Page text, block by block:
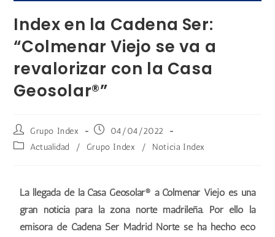
Index en la Cadena Ser:
“Colmenar Viejo se va a
revalorizar con la Casa
Geosolar®”
Grupo Index
04/04/2022
Actualidad
/ Grupo Index / Noticia Index
La llegada de la Casa Geosolar® a Colmenar Viejo es una
gran noticia para la zona norte madrileña. Por ello la
emisora de Cadena Ser Madrid Norte se ha hecho eco